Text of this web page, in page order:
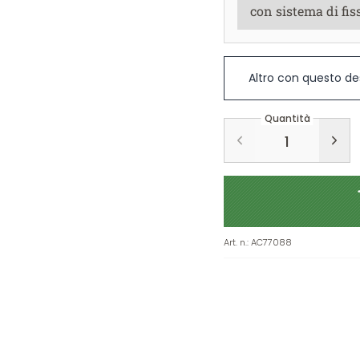
Altro con questo
Quantità
Art. n.:AC77088